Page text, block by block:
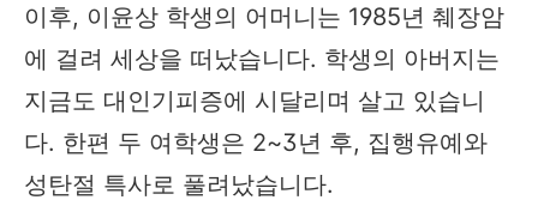
이후, 이윤상 학생의 어머니는 1985년 췌장암
에 걸려 세상을 떠났습니다. 학생의 아버지는
지금도 대인기피증에 시달리며 살고 있습니
다. 한편 두 여학생은 2~3년 후, 집행유예와
성탄절 특사로 풀려났습니다.